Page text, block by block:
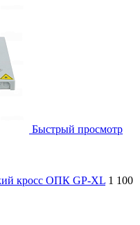
Быстрый просмотр
кросс ОПК GP-XL 1 100